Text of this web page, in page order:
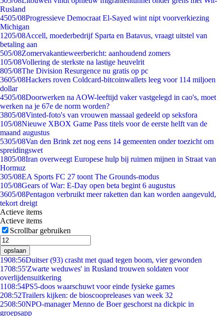
Rusland
4505/08Progressieve Democraat El-Sayed wint nipt voorverkiezing
Michigan
1205/08Accell, moederbedrijf Sparta en Batavus, vraagt uitstel van
betaling aan
505/08Zomervakantieweerbericht: aanhoudend zomers
105/08Vollering de sterkste na lastige heuvelrit
805/08The Division Resurgence nu gratis op pc
3605/08Hackers roven Coldcard-bitcoinwallets leeg voor 114 miljoen
dollar
4505/08Doorwerken na AOW-leeftijd vaker vastgelegd in cao's, moet
werken na je 67e de norm worden?
3805/08Vinted-foto's van vrouwen massaal gedeeld op seksfora
105/08Nieuwe XBOX Game Pass titels voor de eerste helft van de
maand augustus
5305/08Van den Brink zet nog eens 14 gemeenten onder toezicht om
spreidingswet
1805/08Iran overweegt Europese hulp bij ruimen mijnen in Straat van
Hormuz
305/08EA Sports FC 27 toont The Grounds-modus
105/08Gears of War: E-Day open beta begint 6 augustus
3605/08Pentagon verbruikt meer raketten dan kan worden aangevuld,
tekort dreigt
Actieve items
Actieve items
Scrollbar gebruiken
opslaan
1908:56Duitser (93) crasht met quad tegen boom, vier gewonden
1708:55'Zwarte weduwes' in Rusland trouwen soldaten voor
overlijdensuitkering
1108:54PS5-doos waarschuwt voor einde fysieke games
208:52Trailers kijken: de bioscoopreleases van week 32
2508:50NPO-manager Menno de Boer geschorst na dickpic in
groepsapp